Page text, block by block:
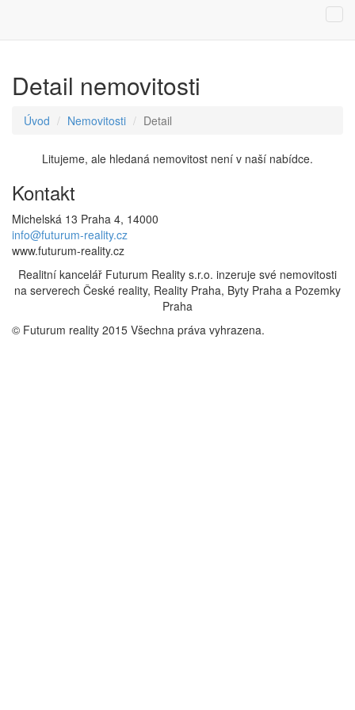
Detail nemovitosti
Úvod Nemovitosti Detail
Litujeme, ale hledaná nemovitost není v naší nabídce.
Kontakt
Michelská 13 Praha 4, 14000
info@futurum-reality.cz
www.futurum-reality.cz
Realitní kancelář Futurum Reality s.r.o. inzeruje své nemovitosti
na serverech České reality, Reality Praha, Byty Praha a Pozemky
Praha
© Futurum reality 2015 Všechna práva vyhrazena.